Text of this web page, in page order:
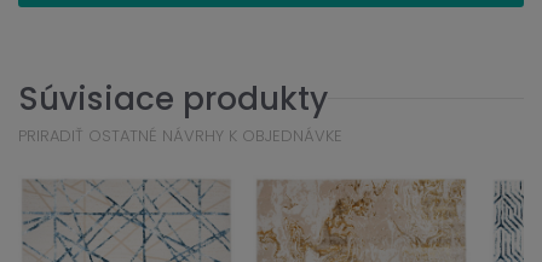
Súvisiace produkty
PRIRADIŤ OSTATNÉ NÁVRHY K OBJEDNÁVKE